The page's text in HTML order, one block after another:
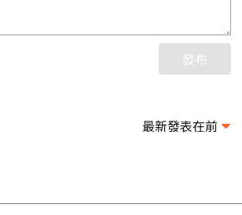
發布
最新發表在前